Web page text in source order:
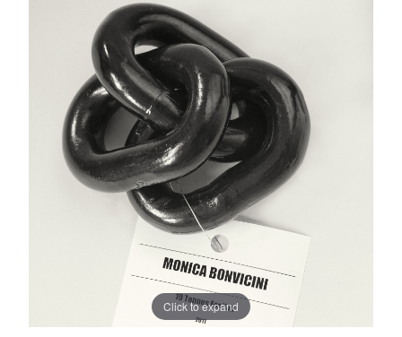
Click to expand